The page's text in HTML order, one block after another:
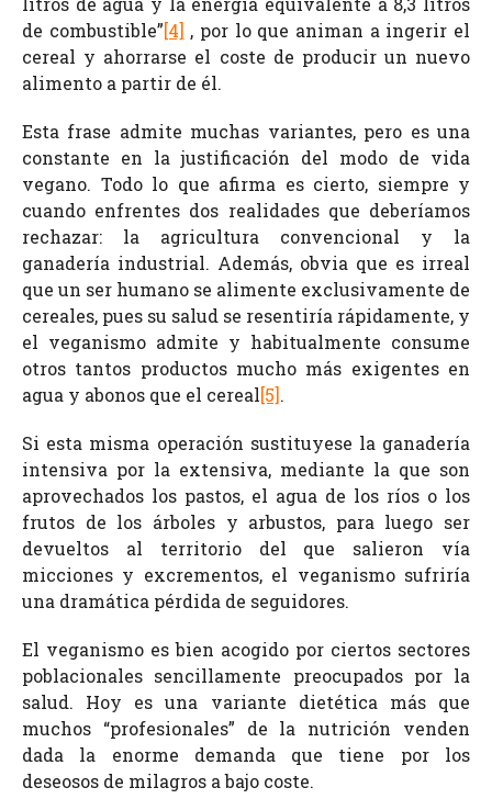
de combustible”[4] , por lo que animan a ingerir el
cereal y ahorrarse el coste de producir un nuevo
alimento a partir de él.
Esta frase admite muchas variantes, pero es una
constante en la justificación del modo de vida
vegano. Todo lo que afirma es cierto, siempre y
cuando enfrentes dos realidades que deberíamos
rechazar: la agricultura convencional y la
ganadería industrial. Además, obvia que es irreal
que un ser humano se alimente exclusivamente de
cereales, pues su salud se resentiría rápidamente, y
el veganismo admite y habitualmente consume
otros tantos productos mucho más exigentes en
agua y abonos que el cereal[5].
Si esta misma operación sustituyese la ganadería
intensiva por la extensiva, mediante la que son
aprovechados los pastos, el agua de los ríos o los
frutos de los árboles y arbustos, para luego ser
devueltos al territorio del que salieron vía
micciones y excrementos, el veganismo sufriría
una dramática pérdida de seguidores.
El veganismo es bien acogido por ciertos sectores
poblacionales sencillamente preocupados por la
salud. Hoy es una variante dietética más que
muchos “profesionales” de la nutrición venden
dada la enorme demanda que tiene por los
deseosos de milagros a bajo coste.